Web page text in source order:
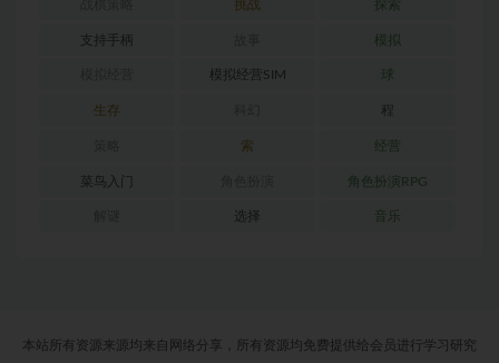
挑战 探索
支持手柄 模拟
模拟经营SIM 球
生存 程
索 经营
菜鸟入门 角色扮演RPG
选择 音乐
本站所有资源来源均来自网络分享，所有资源均免费提供给会员进行学习研究